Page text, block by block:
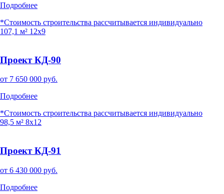
Подробнее
*Стоимость строительства рассчитывается индивидуально
107,1 м² 12x9
Проект КД-90
от 7 650 000 руб.
Подробнее
*Стоимость строительства рассчитывается индивидуально
98,5 м² 8x12
Проект КД-91
от 6 430 000 руб.
Подробнее